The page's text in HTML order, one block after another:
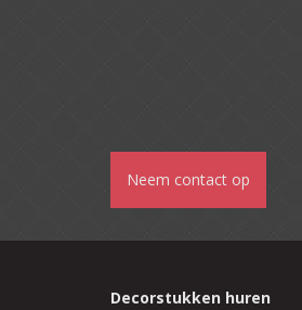
Neem contact op
Decorstukken huren